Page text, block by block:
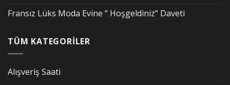
Fransız Lüks Moda Evine “ Hoşgeldiniz” Daveti
TÜM KATEGORİLER
Alışveriş Saati